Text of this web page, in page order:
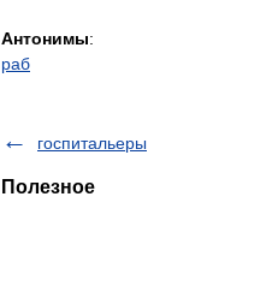
Антонимы:
раб
госпитальеры
Полезное